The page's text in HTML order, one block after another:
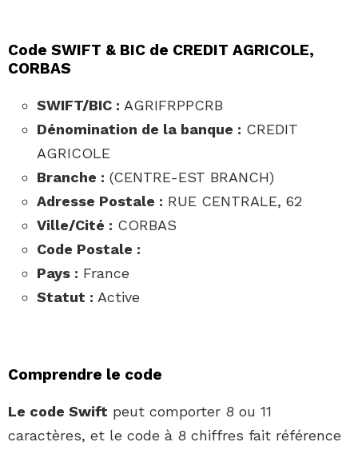
Code SWIFT & BIC de CREDIT AGRICOLE,
CORBAS
SWIFT/BIC : AGRIFRPPCRB
Dénomination de la banque : CREDIT
AGRICOLE
Branche : (CENTRE-EST BRANCH)
Adresse Postale : RUE CENTRALE, 62
Ville/Cité : CORBAS
Code Postale :
Pays : France
Statut : Active
Comprendre le code
Le code Swift peut comporter 8 ou 11
caractères, et le code à 8 chiffres fait référence